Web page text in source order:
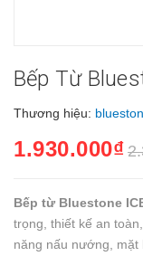
Bếp Từ
Thương hiệu:
1.930.000₫
Bếp từ Bluestone
trọng, thiết kế an
năng nấu nướng, mặt